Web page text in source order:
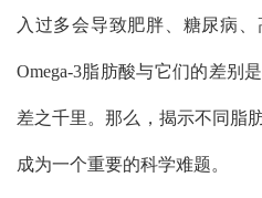
入过多会导致肥胖、糖尿病
Omega-3脂肪酸与它们的差别
差之千里。那么，揭示不同脂
成为一个重要的科学难题。